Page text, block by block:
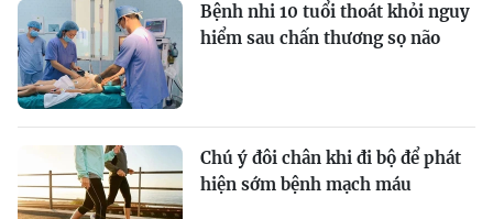
Bệnh nhi 10 tuổi thoát khỏi nguy
hiểm sau chấn thương sọ não
Chú ý đôi chân khi đi bộ để phát
hiện sớm bệnh mạch máu